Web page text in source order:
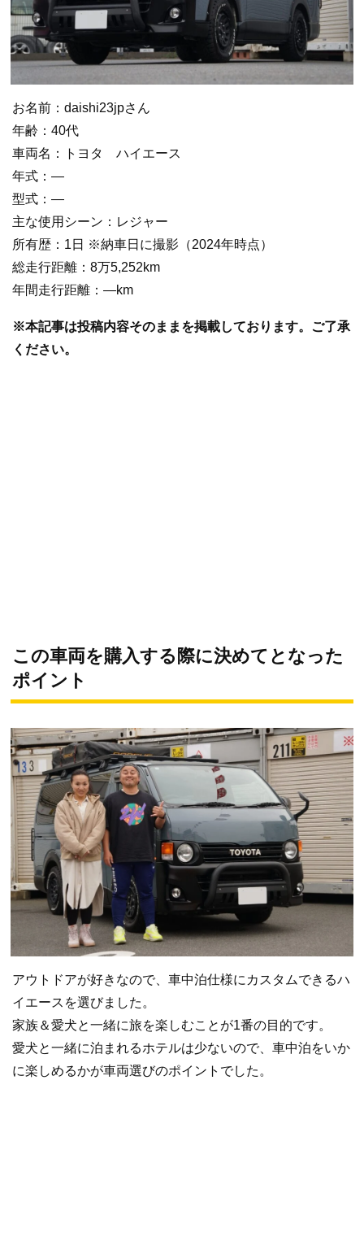
お名前：daishi23jpさん
年齢：40代
車両名：トヨタ ハイエース
年式：―
型式：―
主な使用シーン：レジャー
所有歴：1日 ※納車日に撮影（2024年時点）
総走行距離：8万5,252km
年間走行距離：―km
※本記事は投稿内容そのままを掲載しております。ご了承
ください。
この車両を購入する際に決めてとなった
ポイント
アウトドアが好きなので、車中泊仕様にカスタムできるハ
イエースを選びました。
家族＆愛犬と一緒に旅を楽しむことが1番の目的です。
愛犬と一緒に泊まれるホテルは少ないので、車中泊をいか
に楽しめるかが車両選びのポイントでした。